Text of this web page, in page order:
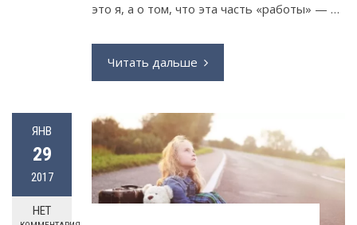
это я, а о том, что эта часть «работы» — …
Читать дальше
ЯНВ
29
2017
НЕТ